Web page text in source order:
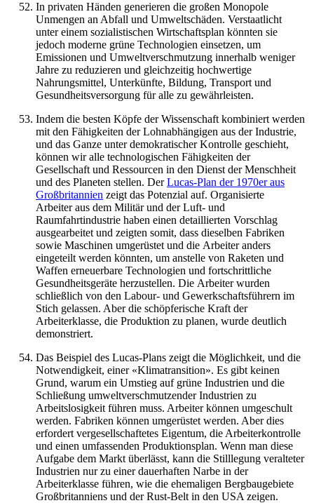
In privaten Händen generieren die großen Monopole
Unmengen an Abfall und Umweltschäden. Verstaatlicht
unter einem sozialistischen Wirtschaftsplan könnten sie
jedoch moderne grüne Technologien einsetzen, um
Emissionen und Umweltverschmutzung innerhalb weniger
Jahre zu reduzieren und gleichzeitig hochwertige
Nahrungsmittel, Unterkünfte, Bildung, Transport und
Gesundheitsversorgung für alle zu gewährleisten.
Indem die besten Köpfe der Wissenschaft kombiniert werden
mit den Fähigkeiten der Lohnabhängigen aus der Industrie,
und das Ganze unter demokratischer Kontrolle geschieht,
können wir alle technologischen Fähigkeiten der
Gesellschaft und Ressourcen in den Dienst der Menschheit
und des Planeten stellen. DerLucas-Plan der 1970er aus
Großbritannien zeigt das Potenzial auf. Organisierte
Arbeiter aus dem Militär und der Luft- und
Raumfahrtindustrie haben einen detaillierten Vorschlag
ausgearbeitet und zeigten somit, dass dieselben Fabriken
sowie Maschinen umgerüstet und die Arbeiter anders
eingeteilt werden könnten, um anstelle von Raketen und
Waffen erneuerbare Technologien und fortschrittliche
Gesundheitsgeräte herzustellen. Die Arbeiter wurden
schließlich von den Labour- und Gewerkschaftsführern im
Stich gelassen. Aber die schöpferische Kraft der
Arbeiterklasse, die Produktion zu planen, wurde deutlich
demonstriert.
Das Beispiel des Lucas-Plans zeigt die Möglichkeit, und die
Notwendigkeit, einer «Klimatransition». Es gibt keinen
Grund, warum ein Umstieg auf grüne Industrien und die
Schließung umweltverschmutzender Industrien zu
Arbeitslosigkeit führen muss. Arbeiter können umgeschult
werden. Fabriken können umgerüstet werden. Aber dies
erfordert vergesellschaftetes Eigentum, die Arbeiterkontrolle
und einen umfassenden Produktionsplan. Wenn man diese
Aufgabe dem Markt überlässt, kann die Stilllegung veralteter
Industrien nur zu einer dauerhaften Narbe in der
Arbeiterklasse führen, wie die ehemaligen Bergbaugebiete
Großbritanniens und der Rust-Belt in den USA zeigen.